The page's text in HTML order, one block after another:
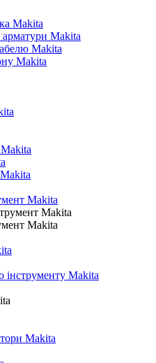
Makita
арматури Makita
Makita
Makita
Makita
Makita
Makita
Makita
інструменту Makita
Makita